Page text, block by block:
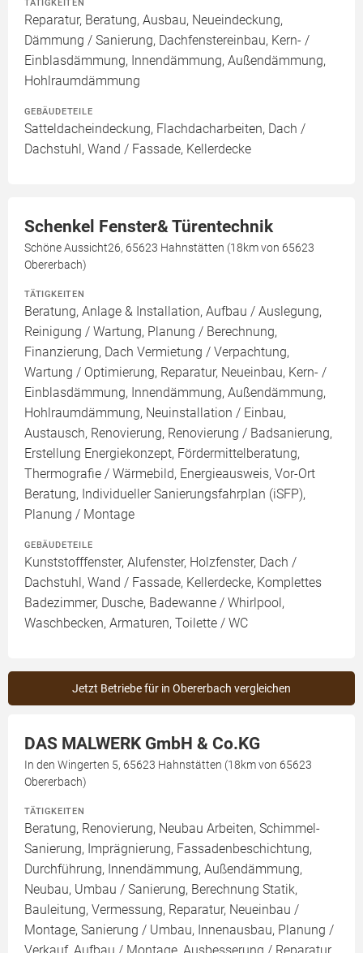
TÄTIGKEITEN
Reparatur, Beratung, Ausbau, Neueindeckung,
Dämmung / Sanierung, Dachfenstereinbau, Kern- /
Einblasdämmung, Innendämmung, Außendämmung,
Hohlraumdämmung
GEBÄUDETEILE
Satteldacheindeckung, Flachdacharbeiten, Dach /
Dachstuhl, Wand / Fassade, Kellerdecke
Schenkel Fenster& Türentechnik
Schöne Aussicht26, 65623 Hahnstätten (18km von 65623
Obererbach)
TÄTIGKEITEN
Beratung, Anlage & Installation, Aufbau / Auslegung,
Reinigung / Wartung, Planung / Berechnung,
Finanzierung, Dach Vermietung / Verpachtung,
Wartung / Optimierung, Reparatur, Neueinbau, Kern- /
Einblasdämmung, Innendämmung, Außendämmung,
Hohlraumdämmung, Neuinstallation / Einbau,
Austausch, Renovierung, Renovierung / Badsanierung,
Erstellung Energiekonzept, Fördermittelberatung,
Thermografie / Wärmebild, Energieausweis, Vor-Ort
Beratung, Individueller Sanierungsfahrplan (iSFP),
Planung / Montage
GEBÄUDETEILE
Kunststofffenster, Alufenster, Holzfenster, Dach /
Dachstuhl, Wand / Fassade, Kellerdecke, Komplettes
Badezimmer, Dusche, Badewanne / Whirlpool,
Waschbecken, Armaturen, Toilette / WC
Jetzt Betriebe für in Obererbach vergleichen
DAS MALWERK GmbH & Co.KG
In den Wingerten 5, 65623 Hahnstätten (18km von 65623
Obererbach)
TÄTIGKEITEN
Beratung, Renovierung, Neubau Arbeiten, Schimmel-
Sanierung, Imprägnierung, Fassadenbeschichtung,
Durchführung, Innendämmung, Außendämmung,
Neubau, Umbau / Sanierung, Berechnung Statik,
Bauleitung, Vermessung, Reparatur, Neueinbau /
Montage, Sanierung / Umbau, Innenausbau, Planung /